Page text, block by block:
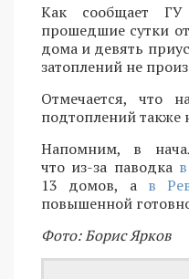
Как сообщает
прошедшие сутки
дома и девять
затоплений не
Отмечается, что
подтоплений также
Напомним, в
что из-за паводка
13 домов, а в
повышенной
Фото: Борис Ярков